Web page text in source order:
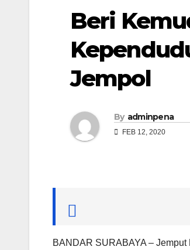
Beri
Jempol
By adminpena
FEB 12, 2020
BANDAR SURABAYA –